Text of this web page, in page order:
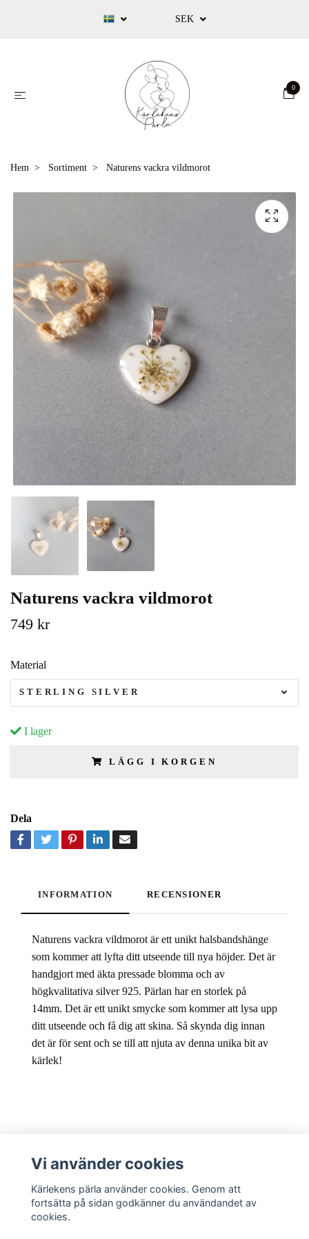
SEK
0
Hem Sortiment Naturens vackra vildmorot
Naturens vackra vildmorot
749 kr
Material
STERLING SILVER
I lager
LÄGG I KORGEN
Dela
INFORMATION RECENSIONER
Naturens vackra vildmorot är ett unikt halsbandshänge
som kommer att lyfta ditt utseende till nya höjder. Det är
handgjort med äkta pressade blomma och av
högkvalitativa silver 925. Pärlan har en storlek på
14mm. Det är ett unikt smycke som kommer att lysa upp
ditt utseende och få dig att skina. Så skynda dig innan
det är för sent och se till att njuta av denna unika bit av
kärlek!
Sociala medier
Vi använder cookies
Kärlekens pärla använder cookies. Genom att
fortsätta på sidan godkänner du användandet av
cookies.